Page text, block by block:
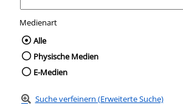
Medienart
Wählen Sie die Medienart
Alle
Physische Medien
E-Medien
Suche verfeinern (Erweiterte Suche)